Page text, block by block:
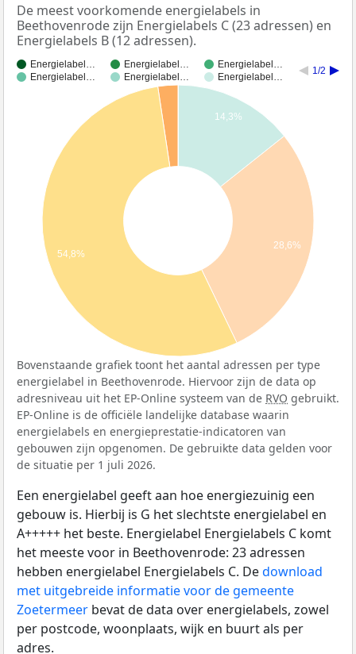
De meest voorkomende energielabels in
Beethovenrode zijn Energielabels C (23 adressen) en
Energielabels B (12 adressen).
Energielabel… Energielabel…
Energielabel…
Energielabel…
Energielabel… Energielabel…
1/2
14,3%
28,6%
54,8%
Bovenstaande grafiek toont het aantal adressen per type
energielabel in Beethovenrode. Hiervoor zijn de data op
adresniveau uit het EP-Online systeem van de RVO gebruikt.
EP-Online is de officiële landelijke database waarin
energielabels en energieprestatie-indicatoren van
gebouwen zijn opgenomen. De gebruikte data gelden voor
de situatie per 1 juli 2026.
Een energielabel geeft aan hoe energiezuinig een
gebouw is. Hierbij is G het slechtste energielabel en
A+++++ het beste. Energielabel Energielabels C komt
het meeste voor in Beethovenrode: 23 adressen
hebben energielabel Energielabels C. Dedownload
met uitgebreide informatie voor de gemeente
Zoetermeer bevat de data over energielabels, zowel
per postcode, woonplaats, wijk en buurt als per
adres.